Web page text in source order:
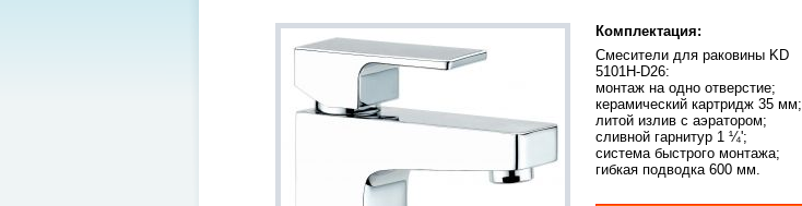
Комплектация:
Смесители для раковины KD
5101H-D26:
монтаж на одно отверстие;
керамический картридж 35 мм;
литой излив с аэратором;
сливной гарнитур 1 ¼';
система быстрого монтажа;
гибкая подводка 600 мм.